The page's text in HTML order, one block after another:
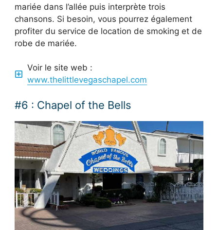
mariée dans l’allée puis interprète trois
chansons. Si besoin, vous pourrez également
profiter du service de location de smoking et de
robe de mariée.
Voir le site web :
www.thelittlevegaschapel.com
#6 : Chapel of the Bells